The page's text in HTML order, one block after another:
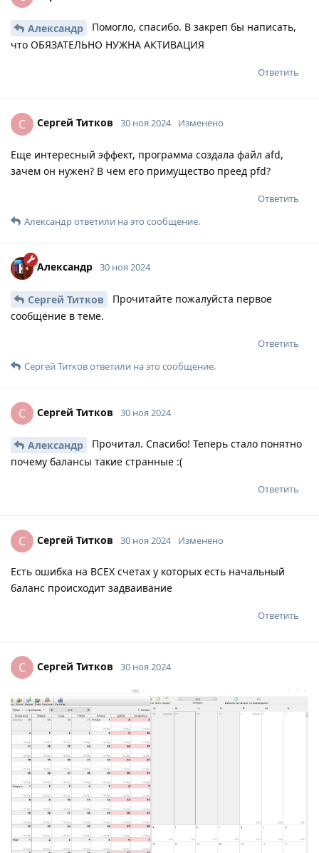
Александр
Помогло, спасибо. В закреп бы написать,
что ОБЯЗАТЕЛЬНО НУЖНА АКТИВАЦИЯ
Ответить
С Сергей Титков 30 ноя 2024 Изменено
Еще интересный эффект, программа создала файл afd,
зачем он нужен? В чем его примущество преед pfd?
Ответить
Александрответили на это сообщение.
Александр 30 ноя 2024
Сергей Титков
Прочитайте пожалуйста первое
сообщение в теме.
Ответить
Сергей Титковответили на это сообщение.
С Сергей Титков 30 ноя 2024
Александр
Прочитал. Спасибо! Теперь стало понятно
почему балансы такие странные :(
Ответить
С Сергей Титков 30 ноя 2024 Изменено
Есть ошибка на ВСЕХ счетах у которых есть начальный
баланс происходит задваивание
Ответить
С Сергей Титков 30 ноя 2024